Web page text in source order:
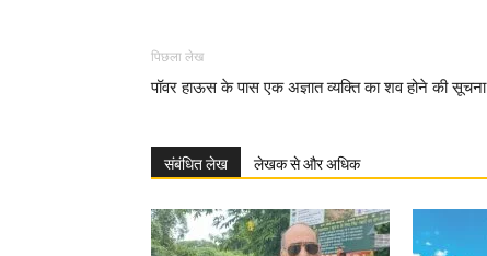
पिछला लेख
पॉवर हाऊस के पास एक अज्ञात व्यक्ति का शव होने की सूचना
संबंधित लेख लेखक से और अधिक